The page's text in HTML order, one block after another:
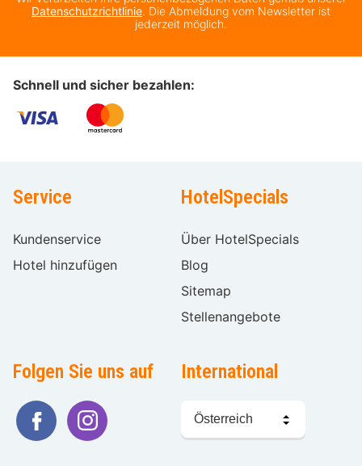
Datenschutzrichtlinie. Die Abmeldung vom Newsletter ist
jederzeit möglich.
Schnell und sicher bezahlen:
Service
Kundenservice
Hotel hinzufügen
HotelSpecials
Über HotelSpecials
Blog
Sitemap
Stellenangebote
Folgen Sie uns auf International
Sprache
wählen